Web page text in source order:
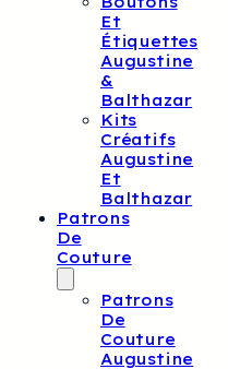
Et
Étiquettes
Augustine
&
Balthazar
Kits
Créatifs
Augustine
Et
Balthazar
Patrons
De
Couture
Patrons
De
Couture
Augustine